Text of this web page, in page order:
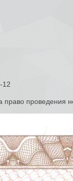
12
право проведения